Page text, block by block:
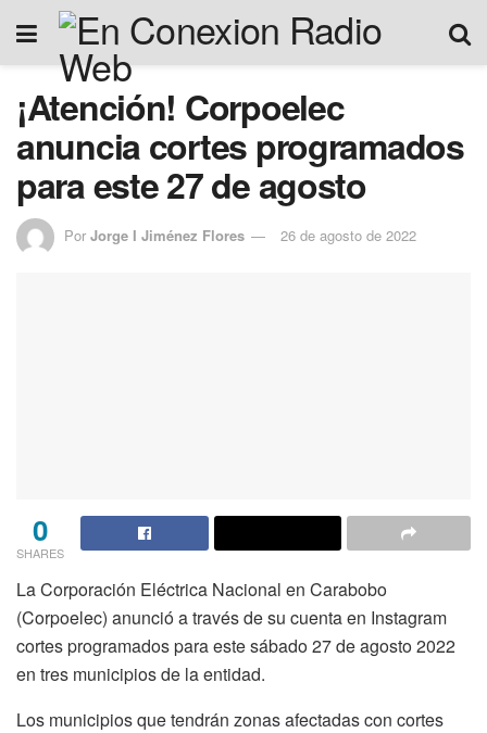
¡Atención! Corpoelec
anuncia cortes programados
para este 27 de agosto
Por Jorge I Jiménez Flores 26 de agosto de 2022
0
SHARES
La Corporación Eléctrica Nacional en Carabobo
(Corpoelec) anunció a través de su cuenta en Instagram
cortes programados para este sábado 27 de agosto 2022
en tres municipios de la entidad.
Los municipios que tendrán zonas afectadas con cortes